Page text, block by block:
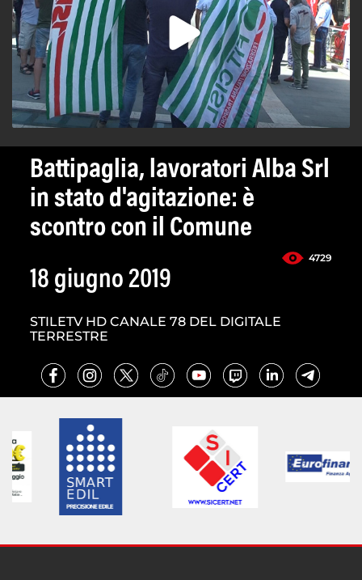
Battipaglia, lavoratori Alba Srl
in stato d'agitazione: è
scontro con il Comune
4729
18 giugno 2019
STILETV HD CANALE 78 DEL DIGITALE
TERRESTRE